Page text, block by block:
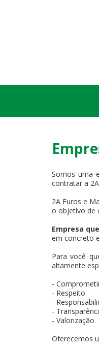
Somos uma
contratar a
2A Furos e
o objetivo de
Empresa
em concreto
Para você
altamente
-
- Respeito
-
-
- Valorização
Oferecemos